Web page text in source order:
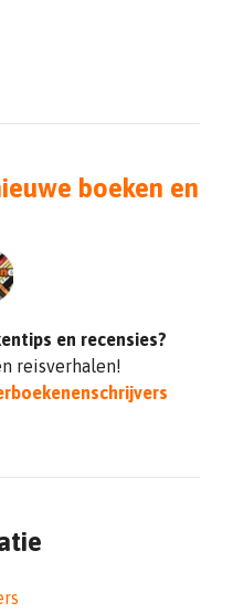
boeken en
en recensies?
reisverhalen!